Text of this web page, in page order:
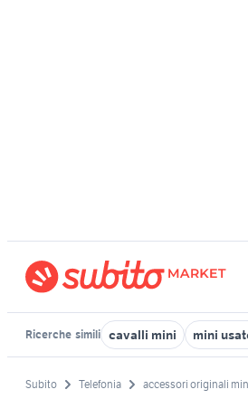
Ricerche simili cavalli mini mini
Subito Telefonia accessori originali